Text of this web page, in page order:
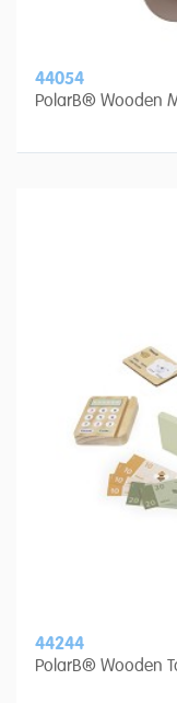
44054
PolarB® Wooden
44244
PolarB® Wooden